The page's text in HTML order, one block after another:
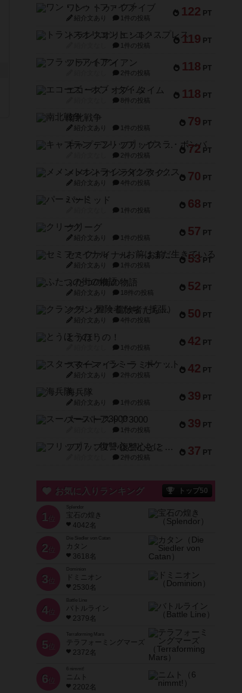
122 PT
ワン・トゥ・ファイブ
紹介文あり 1件の投稿
119 PT
トランスオリエント・エクスプレス
1件の投稿
118 PT
フラットアイアン
2件の投稿
118 PT
エコーズ・オブ・タイム
8件の投稿
79 PT
南北戦争
紹介文あり 1件の投稿
72 PT
キャプテン・フリップ：イスラ・ボンバ
2件の投稿
70 PT
メメントオンラインタクティクス
紹介文あり 4件の投稿
68 PT
パーミッド
1件の投稿
57 PT
クリーグ
紹介文あり 1件の投稿
53 PT
セミファイナル ～お前はまだ生きている～
紹介文あり 1件の投稿
52 PT
ふたつの街の物語
紹介文あり 18件の投稿
50 PT
クランク! ：冒険者たち（拡張）
紹介文あり 4件の投稿
42 PT
とうほうの！
1件の投稿
42 PT
スターマイン・ラミー ポケット
紹介文あり 2件の投稿
39 PT
海兵隊
紹介文あり 1件の投稿
39 PT
スーパーストア3000
1件の投稿
37 PT
フリップ７：復讐心とともに
2件の投稿
お気に入りランキング トップ50
1 位
宝石の煌き
4042名
2 位
Die Siedler von Catan
カタン
3618名
3 位
ドミニオン
2530名
4位
Battle Line
バトルライン
2379名
5 位
Terraforming Mars
テラフォーミングマーズ
2372名
6 位
ニムト
2202名